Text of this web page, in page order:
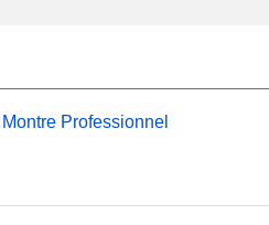
Professionnel